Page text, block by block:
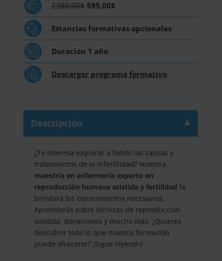
Humana
Acreditado
de
la
Haya
2380,00$ 595,00$
Estancias formativas opcionales
Duración 1 año
Descargar programa formativo
Descripción
¿Te interesa explorar a fondo las causas y
tratamientos de la infertilidad? Nuestra
maestría en enfermería experto en
reproducción humana asistida y fertilidad te
brindará los conocimientos necesarios.
Aprenderás sobre técnicas de reproducción
asistida, donaciones y mucho más. ¿Quieres
descubrir todo lo que nuestra formación
puede ofrecerte? ¡Sigue leyendo!